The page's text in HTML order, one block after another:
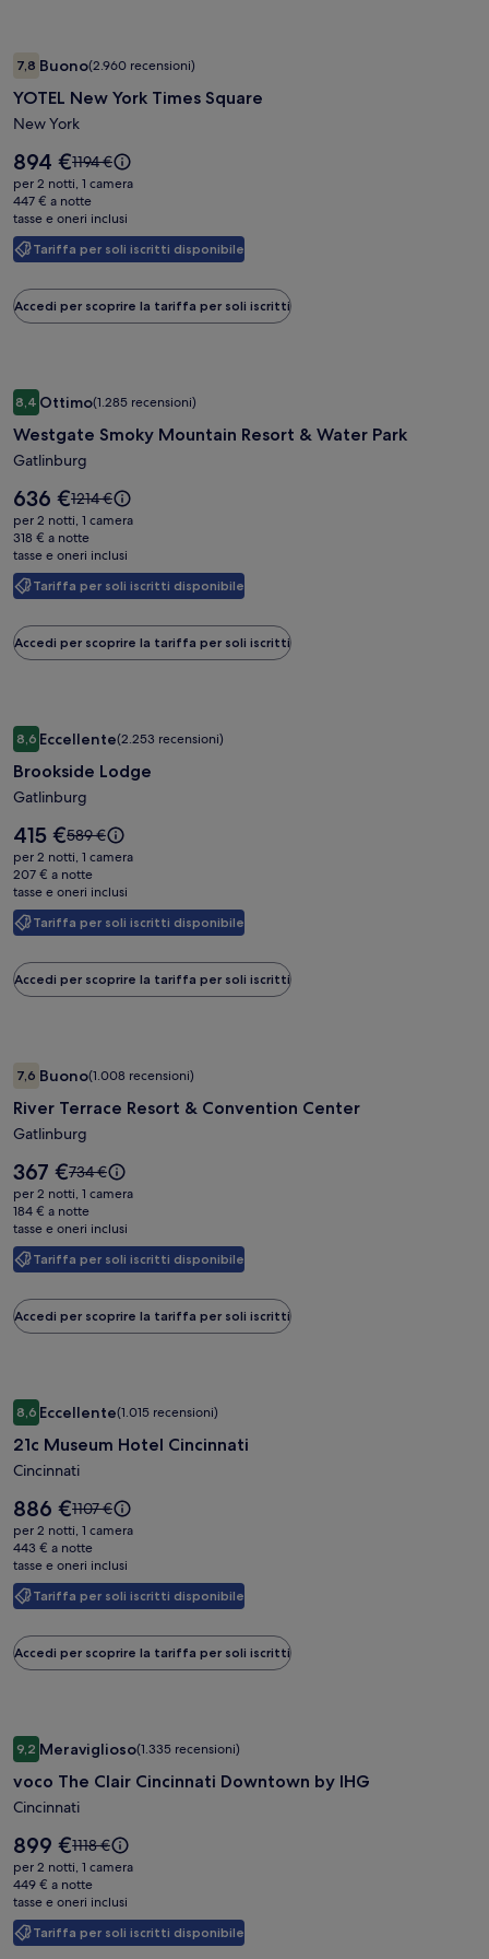
fotografica
di
YOTEL
New
York
Times
Square
7,87,8 su 10, Buono, (2.960 recensioni)
Buono(2.960 recensioni)
YOTEL New York Times Square
New York
Tariffa per soli iscritti disponibile
Il
prezzo
è
894 €
894 €Il
prezzo
era
1194 €,
ottieni
maggiori
tariffa
1194 €
per 2 notti, 1 camera
447 € a notte
tasse e oneri inclusi
Accedi per scoprire la tariffa per soli iscritti
Galleria
fotografica
di
Westgate
Smoky
Mountain
Resort
&
Water
8,48,4 su 10, Ottimo, (1.285 recensioni)
Ottimo(1.285 recensioni)
Westgate Smoky Mountain Resort & Water Park
Gatlinburg
Tariffa per soli iscritti disponibile
Il
prezzo
è
636 €
636 €Il
prezzo
era
1214 €,
ottieni
maggiori
tariffa
1214 €
per 2 notti, 1 camera
318 € a notte
tasse e oneri inclusi
Westgate Smoky Mountain Resort & Water Park
Accedi per scoprire la tariffa per soli iscritti
Galleria
fotografica
di
Brookside
Lodge
8,68,6 su 10, Eccellente, (2.253 recensioni)
Eccellente(2.253 recensioni)
Brookside Lodge
Gatlinburg
Tariffa per soli iscritti disponibile
Il
prezzo
è
415 €
415 €Il
prezzo
era
589 €,
ottieni
maggiori
tariffa
589 €
per 2 notti, 1 camera
207 € a notte
tasse e oneri inclusi
Brookside Lodge
Accedi per scoprire la tariffa per soli iscritti
fotografica
di
River
Terrace
Resort
&
Convention
Center
7,67,6 su 10, Buono, (1.008 recensioni)
Buono(1.008 recensioni)
River Terrace Resort & Convention Center
Gatlinburg
Tariffa per soli iscritti disponibile
Il
prezzo
è
367 €
367 €Il
prezzo
era
734 €,
ottieni
maggiori
tariffa
734 €
per 2 notti, 1 camera
184 € a notte
tasse e oneri inclusi
Accedi per scoprire la tariffa per soli iscritti
Galleria
fotografica
di
21c
Museum
Hotel
Cincinnati
8,68,6 su 10, Eccellente, (1.015 recensioni)
Eccellente(1.015 recensioni)
21c Museum Hotel Cincinnati
Cincinnati
Tariffa per soli iscritti disponibile
Il
prezzo
è
886 €
886 €Il
prezzo
era
1107 €,
ottieni
maggiori
tariffa
1107 €
per 2 notti, 1 camera
443 € a notte
tasse e oneri inclusi
21c Museum Hotel Cincinnati
Accedi per scoprire la tariffa per soli iscritti
Galleria
fotografica
di
voco
The
Clair
Cincinnati
Downtown
by
9,29,2 su 10, Meraviglioso, (1.335 recensioni)
Meraviglioso(1.335 recensioni)
voco The Clair Cincinnati Downtown by IHG
Cincinnati
Tariffa per soli iscritti disponibile
Il
prezzo
è
899 €
899 €Il
prezzo
era
1118 €,
ottieni
maggiori
1118 €
per 2 notti, 1 camera
449 € a notte
tasse e oneri inclusi
voco The Clair Cincinnati Downtown by IHG